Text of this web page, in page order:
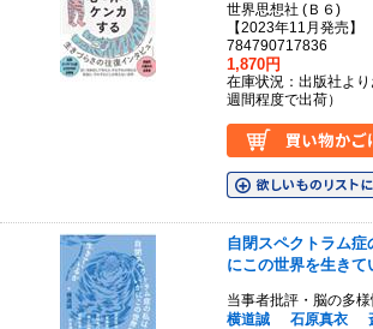
世界思想社 (Ｂ６)
【2023年11月発売
784790717836
1,870円
在庫状況：出版社よ
週間程度で出荷）
自閉スペクトラム症
にこの世界を生きて
当事者批評・脳の多
横道誠
石原真衣